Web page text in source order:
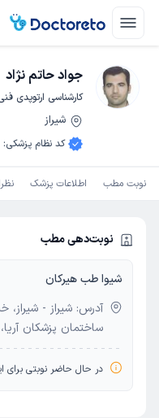
جواد حاتم نژاد
کارشناسی ارتوپدی
شیراز
کد نظام پزشکی:
نوبت مطب اطلاعات پزشک
نوبت‌دهی مطب
شیوا طب هیرکان
ساختمان پزشکان
در حال حاضر نوبتی